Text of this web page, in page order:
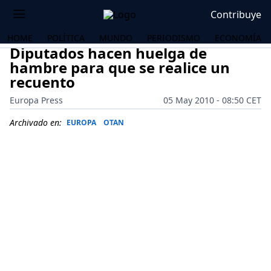
Contribuye
HOME POLÍTICA MUNDO PERIODISMO ECONOMÍA
Diputados hacen huelga de
hambre para que se realice un
recuento
Europa Press
05 May 2010 - 08:50 CET
Archivado en: EUROPA OTAN